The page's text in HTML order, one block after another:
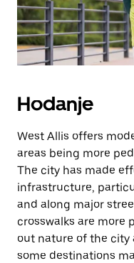
Hodanje
West Allis offers
areas being more
The city has made
infrastructure,
and along major
crosswalks are more
out nature of the city
some destinations